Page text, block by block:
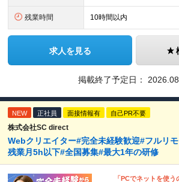
残業時間 10時間以内
求人を見る
掲載終了予定日：
NEW 正社員 面接情報有 自己PR不要
株式会社SC direct
Webクリエイター#完全未経験歓迎#フルリ
残業月5h以下#全国募集#最大1年の研修
「PCでネットを使う